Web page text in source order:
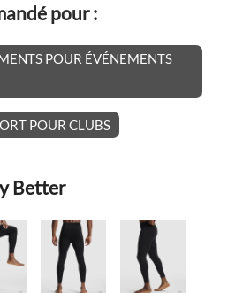
pour :
POUR ÉVÉNEMENTS
POUR CLUBS
Better